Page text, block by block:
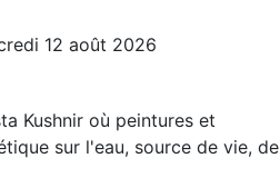
12 août 2026
Kushnir où peintures et
sur l'eau, source de vie, de